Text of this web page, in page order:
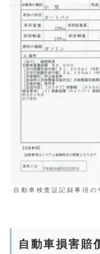
自動車検査証記録事項の
自動車損害賠